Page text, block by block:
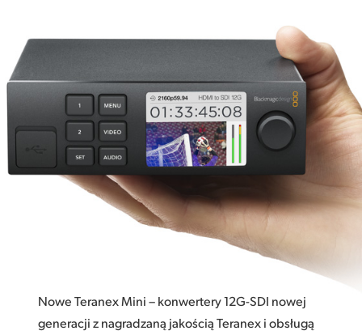
Finland
France
Hong Kong SAR, China
Japan
Połączenia nadawcze
Cyfrowe i analogowe audio
HDMI Instant Lock
Modele światłowodów
Sterowanie miejscowe lub zdalne
12 modeli
Nowe Teranex Mini – konwertery 12G-SDI nowej
generacji z nagradzaną jakością Teranex i obsługą